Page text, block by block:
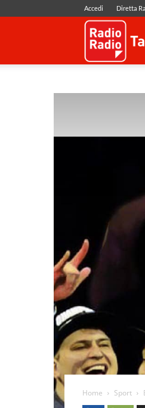
Accedi Diretta
Home Sport